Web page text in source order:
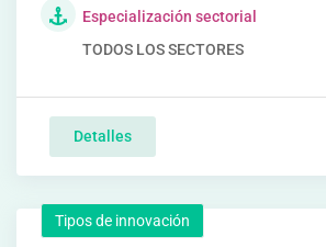
Especialización sectorial
TODOS LOS SECTORES
Detalles
Tipos de innovación